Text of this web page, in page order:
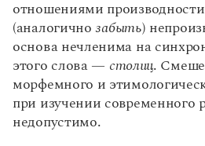
Разговорный стиль
Типы речи
Разряды числительных по
Грамматические признаки
числительных
Грамматические признаки
Морфологический разбор
Осложненные предложения
Синтаксический разбор
Сложное предложение
Бессоюзное сложное
отношениями
(аналогичнозабыть)
основа нечленима на
этого слова — столиц.
морфемного и
при изучении современного
недопустимо.